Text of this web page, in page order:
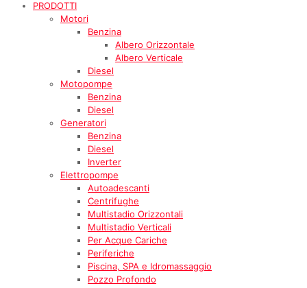
PRODOTTI
Motori
Benzina
Albero Orizzontale
Albero Verticale
Diesel
Motopompe
Benzina
Diesel
Generatori
Benzina
Diesel
Inverter
Elettropompe
Autoadescanti
Centrifughe
Multistadio Orizzontali
Multistadio Verticali
Per Acque Cariche
Periferiche
Piscina, SPA e Idromassaggio
Pozzo Profondo